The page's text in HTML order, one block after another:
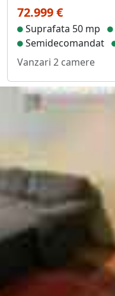
72.999 €
Suprafata 50 mp
Semidecomandat
Vanzari 2 camere